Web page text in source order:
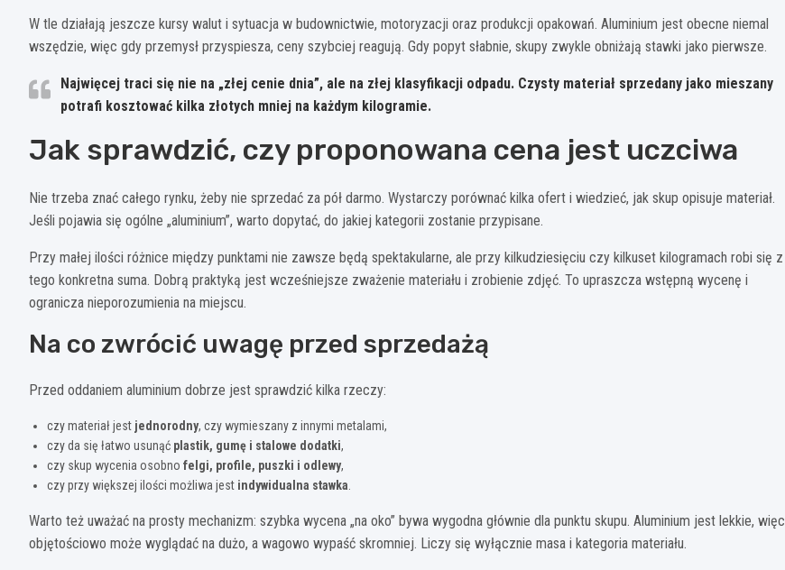
W tle działają jeszcze kursy walut i sytuacja w budownictwie, motoryzacji oraz produkcji opakowań. Aluminium jest obecne niemal
wszędzie, więc gdy przemysł przyspiesza, ceny szybciej reagują. Gdy popyt słabnie, skupy zwykle obniżają stawki jako pierwsze.
Najwięcej traci się nie na „złej cenie dnia”, ale na złej klasyfikacji odpadu. Czysty materiał sprzedany jako mieszany
potrafi kosztować kilka złotych mniej na każdym kilogramie.
Jak sprawdzić, czy proponowana cena jest uczciwa
Nie trzeba znać całego rynku, żeby nie sprzedać za pół darmo. Wystarczy porównać kilka ofert i wiedzieć, jak skup opisuje materiał.
Jeśli pojawia się ogólne „aluminium”, warto dopytać, do jakiej kategorii zostanie przypisane.
Przy małej ilości różnice między punktami nie zawsze będą spektakularne, ale przy kilkudziesięciu czy kilkuset kilogramach robi się z
tego konkretna suma. Dobrą praktyką jest wcześniejsze zważenie materiału i zrobienie zdjęć. To upraszcza wstępną wycenę i
ogranicza nieporozumienia na miejscu.
Na co zwrócić uwagę przed sprzedażą
Przed oddaniem aluminium dobrze jest sprawdzić kilka rzeczy:
czy materiał jest jednorodny, czy wymieszany z innymi metalami,
czy da się łatwo usunąć plastik, gumę i stalowe dodatki,
czy skup wycenia osobno felgi, profile, puszki i odlewy,
czy przy większej ilości możliwa jest indywidualna stawka
Warto też uważać na prosty mechanizm: szybka wycena „na oko” bywa wygodna głównie dla punktu skupu. Aluminium jest lekkie, więc
objętościowo może wyglądać na dużo, a wagowo wypaść skromniej. Liczy się wyłącznie masa i kategoria materiału.